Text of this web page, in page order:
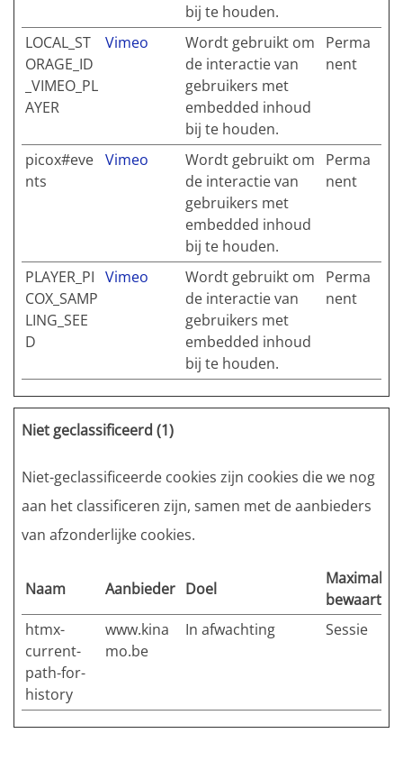
bij te houden.
LOCAL_ST
ORAGE_ID
_VIMEO_PL
AYER
Vimeo
Wordt gebruikt om
de interactie van
gebruikers met
embedded inhoud
bij te houden.
Perma
nent
picox#eve
nts
Vimeo
Wordt gebruikt om
de interactie van
gebruikers met
embedded inhoud
bij te houden.
Perma
nent
PLAYER_PI
COX_SAMP
LING_SEE
D
Vimeo
Wordt gebruikt om
de interactie van
gebruikers met
embedded inhoud
bij te houden.
Perma
nent
Niet geclassificeerd (1)
Niet-geclassificeerde cookies zijn cookies die we nog
aan het classificeren zijn, samen met de aanbieders
van afzonderlijke cookies.
Naam Aanbieder Doel
Maximale
htmx-
current-
path-for-
history
www.kina
mo.be
In afwachting Sessie